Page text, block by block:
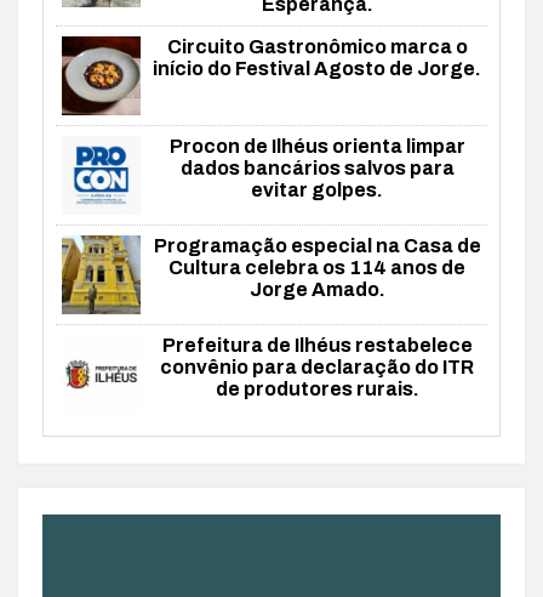
Esperança.
Circuito Gastronômico marca o
início do Festival Agosto de Jorge.
Procon de Ilhéus orienta limpar
dados bancários salvos para
evitar golpes.
Programação especial na Casa de
Cultura celebra os 114 anos de
Jorge Amado.
Prefeitura de Ilhéus restabelece
convênio para declaração do ITR
de produtores rurais.